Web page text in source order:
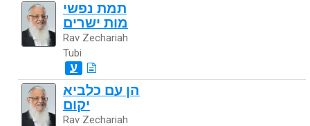
תמת נפשי
מות ישרים
Rav Zechariah
Tubi
ע
הן עם כלביא
יקום
Rav Zechariah